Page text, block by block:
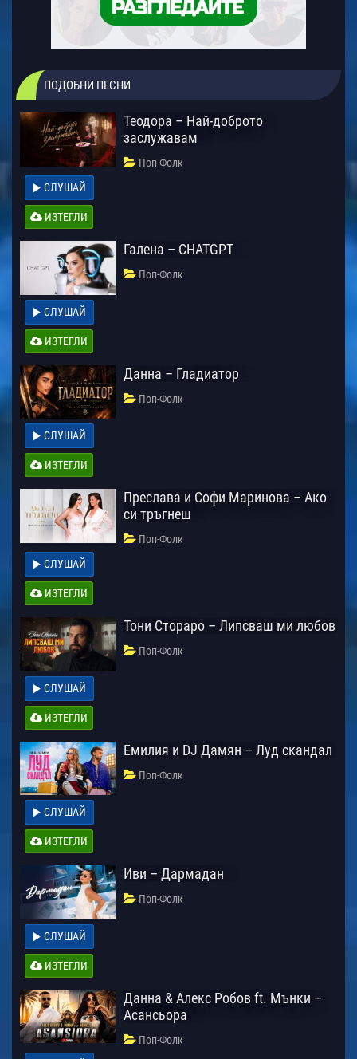
ПОДОБНИ ПЕСНИ
Теодора – Най-доброто
заслужавам
Поп-Фолк
СЛУШАЙ
ИЗТЕГЛИ
Галена – CHATGPT
Поп-Фолк
СЛУШАЙ
ИЗТЕГЛИ
Данна – Гладиатор
Поп-Фолк
СЛУШАЙ
ИЗТЕГЛИ
Преслава и Софи Маринова – Ако
си тръгнеш
Поп-Фолк
СЛУШАЙ
ИЗТЕГЛИ
Тони Стораро – Липсваш ми любов
Поп-Фолк
СЛУШАЙ
ИЗТЕГЛИ
Емилия и DJ Дамян – Луд скандал
Поп-Фолк
СЛУШАЙ
ИЗТЕГЛИ
Иви – Дармадан
Поп-Фолк
СЛУШАЙ
ИЗТЕГЛИ
Данна & Алекс Робов ft. Мънки –
Асансьора
Поп-Фолк